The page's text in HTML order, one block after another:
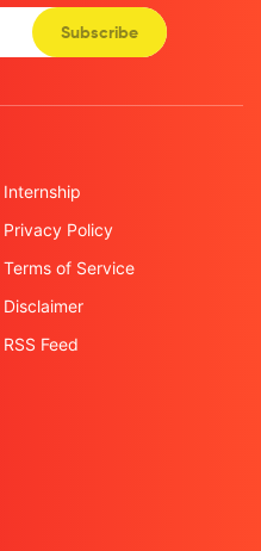
Subscribe
Internship
Privacy Policy
Terms of Service
Disclaimer
RSS Feed